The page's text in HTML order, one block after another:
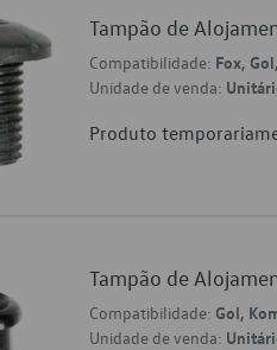
Tampão de
Compatibilidade: Fox,
Unidade de venda:
Produto
Tampão de
Compatibilidade: Gol,
Unidade de venda: